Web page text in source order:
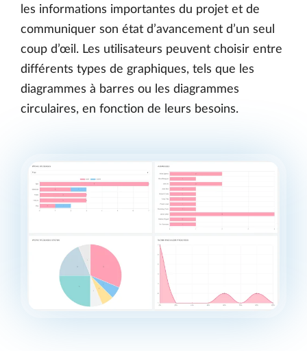
les informations importantes du projet et de
communiquer son état d’avancement d’un seul
coup d’œil. Les utilisateurs peuvent choisir entre
différents types de graphiques, tels que les
diagrammes à barres ou les diagrammes
circulaires, en fonction de leurs besoins.